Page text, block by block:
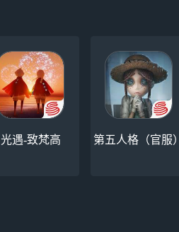
光遇-致梵高 第五人格（官服）